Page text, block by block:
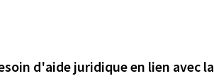
d'aide juridique en lien avec la